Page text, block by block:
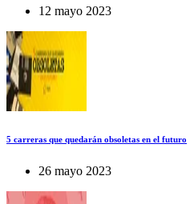
12 mayo 2023
5 carreras que quedarán obsoletas en el futuro
26 mayo 2023